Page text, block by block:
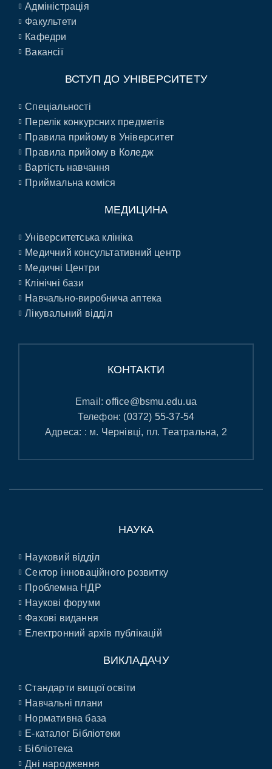
Адміністрація
Факультети
Кафедри
Вакансії
ВСТУП ДО УНІВЕРСИТЕТУ
Спеціальності
Перелік конкурсних предметів
Правила прийому в Університет
Правила прийому в Коледж
Вартість навчання
Приймальна коміся
МЕДИЦИНА
Університетська клініка
Медичний консультативний центр
Медичні Центри
Клінічні бази
Навчально-виробнича аптека
Лікувальний відділ
КОНТАКТИ
Email:office@bsmu.edu.ua
Телефон: (0372) 55-37-54
Адреса: : м. Чернівці, пл. Театральна, 2
НАУКА
Науковий відділ
Сектор інноваційного розвитку
Проблемна НДР
Наукові форуми
Фахові видання
Електронний архів публікацій
ВИКЛАДАЧУ
Стандарти вищої освіти
Навчальні плани
Нормативна база
E-каталог Бібліотеки
Бібліотека
Дні народження